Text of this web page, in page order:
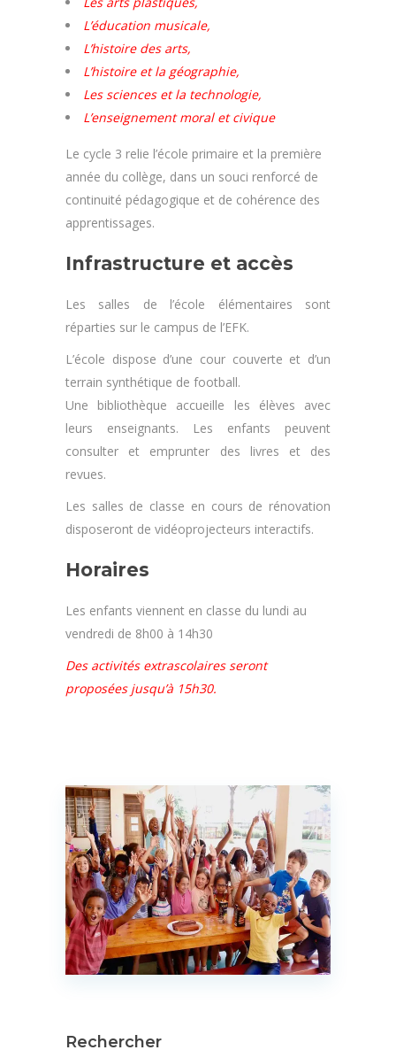
L’éducation musicale,
L’histoire des arts,
L’histoire et la géographie,
Les sciences et la technologie,
L’enseignement moral et civique
Le cycle 3 relie l’école primaire et la première
année du collège, dans un souci renforcé de
continuité pédagogique et de cohérence des
apprentissages.
Infrastructure et accès
Les salles de l’école élémentaires sont
réparties sur le campus de l’EFK.
L’école dispose d’une cour couverte et d’un
terrain synthétique de football.
Une bibliothèque accueille les élèves avec
leurs enseignants. Les enfants peuvent
consulter et emprunter des livres et des
revues.
Les salles de classe en cours de rénovation
disposeront de vidéoprojecteurs interactifs.
Horaires
Les enfants viennent en classe du lundi au
vendredi de 8h00 à 14h30
Des activités extrascolaires seront
proposées jusqu’à 15h30.
Rechercher